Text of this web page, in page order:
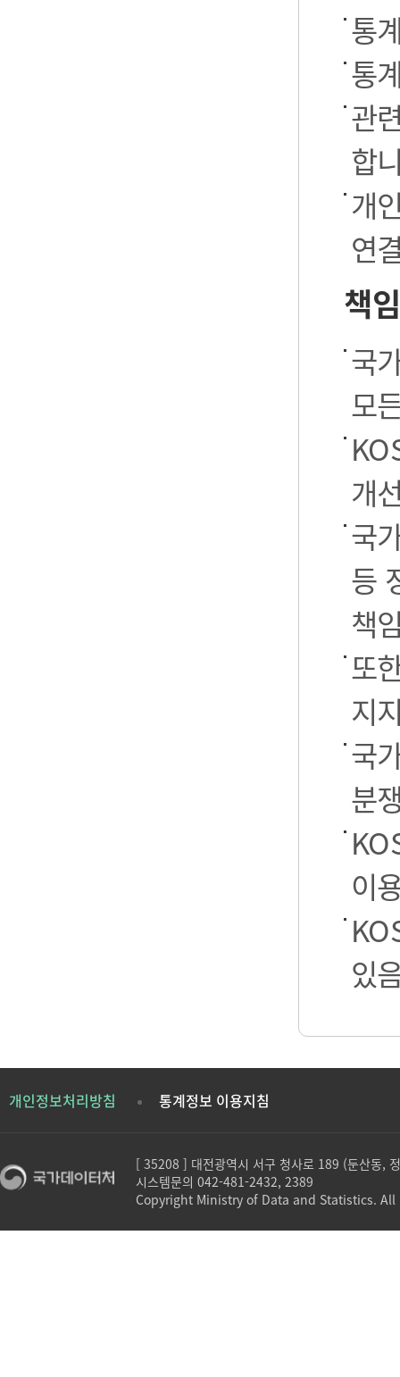
통
통
관
합
개
연
책
국
모
개
국
등
책
또
지
국
분
이
있
개인정보처리방침 통계정보 이용지침
[ 35208 ] 대전광역시 서구 청사로 189 (둔산동,
시스템문의 042-481-2432, 2389
Copyright Ministry of Data and Statistics.